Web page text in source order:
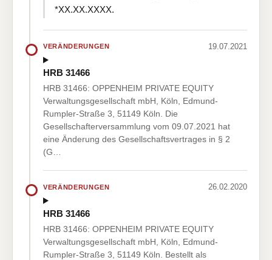
*XX.XX.XXXX.
VERÄNDERUNGEN 19.07.2021
HRB 31466
HRB 31466: OPPENHEIM PRIVATE EQUITY
Verwaltungsgesellschaft mbH, Köln, Edmund-
Rumpler-Straße 3, 51149 Köln. Die
Gesellschafterversammlung vom 09.07.2021 hat
eine Änderung des Gesellschaftsvertrages in § 2
(G…
VERÄNDERUNGEN 26.02.2020
HRB 31466
HRB 31466: OPPENHEIM PRIVATE EQUITY
Verwaltungsgesellschaft mbH, Köln, Edmund-
Rumpler-Straße 3, 51149 Köln. Bestellt als